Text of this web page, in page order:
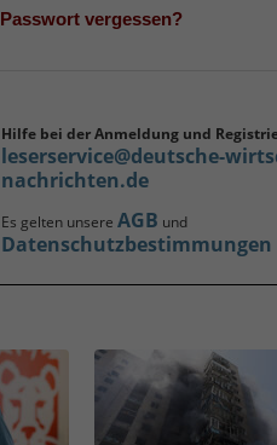
Passwort vergessen?
Hilfe bei der Anmeldung und
leserservice@deutsche-
nachrichten.de
Es gelten unsere AGB und
Datenschutzbestimmungen